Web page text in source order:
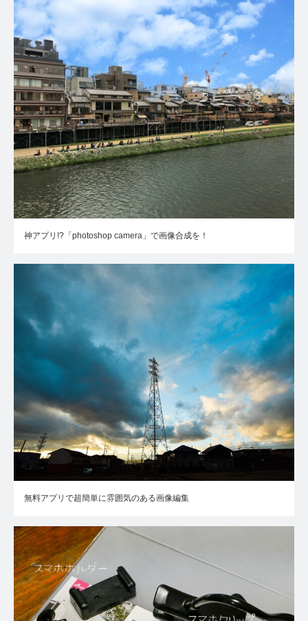
神アプリ!?「photoshop camera」で画像合成を！
無料アプリで超簡単に雰囲気のある画像編集